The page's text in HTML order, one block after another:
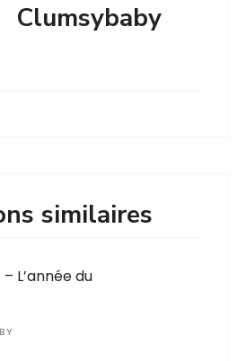
Clumsybaby
similaires
L’année du